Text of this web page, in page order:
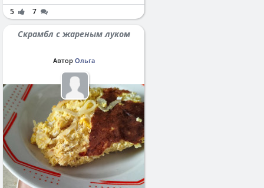
5 7
Скрамбл с жареным луком
Автор Ольга